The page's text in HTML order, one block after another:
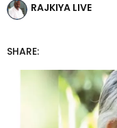
RAJKIYA LIVE
SHARE: